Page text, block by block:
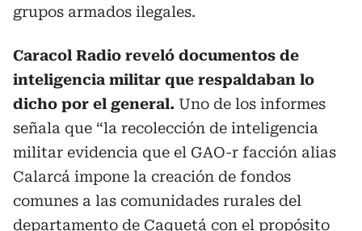
grupos armados ilegales.
Caracol Radio reveló documentos de
inteligencia militar que respaldaban lo
dicho por el general. Uno de los informes
señala que “la recolección de inteligencia
militar evidencia que el GAO-r facción alias
Calarcá impone la creación de fondos
comunes a las comunidades rurales del
departamento de Caquetá con el propósito